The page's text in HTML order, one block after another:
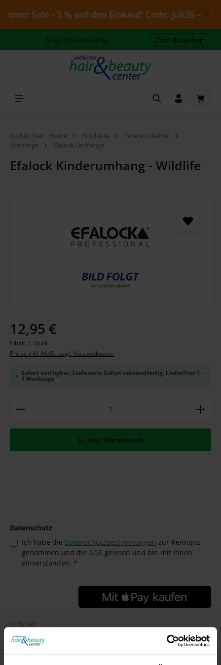
Zum Hauptinhalt springen
Sale - 5 % auf den Einkauf! Code: Juli26 -
Alles Wissenswerte... Zum Ratgeber
Du bist hier: Home Produkte
Friseurzubehör
Umhänge
Efalock Umhänge
Efalock Kinderumhang - Wildlife
Regulärer Preis:
12,95 €
Inhalt: 1 Stück
Preise inkl. MwSt. zzgl. Versandkosten
Sofort verfügbar, Lieferzeit: Sofort versandfertig, Lieferfrist 1-
3 Werktage
Produkt Anzahl: Gib den gewünschten Wert ein
In den Warenkorb
Datenschutz
Ich habe die Datenschutzbestimmungen zur Kenntnis
genommen und die AGB gelesen und bin mit ihnen
einverstanden. *
GTIN/EAN:
4025341495830
Hersteller: